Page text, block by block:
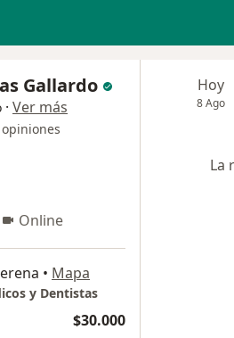
Gallardo
· Ver más
opiniones
Online
• Mapa
y Dentistas
$30.000
Hoy
8 Ago
La